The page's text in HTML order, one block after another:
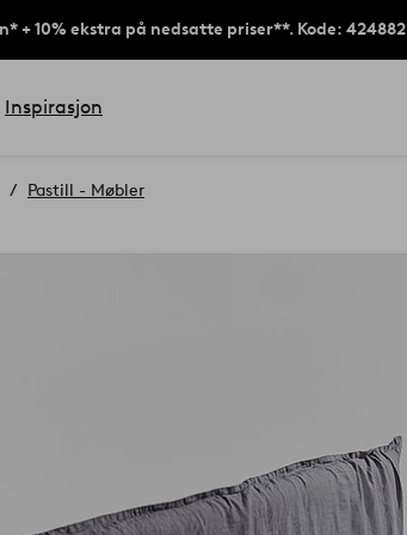
+ 10% ekstra på nedsatte priser**. Kode: 424882
Inspirasjon
Pastill - Møbler